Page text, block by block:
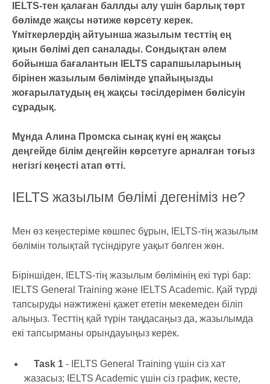
IELTS-тен қалаған баллды алу үшін барлық төрт
бөлімде жақсы нәтиже көрсету керек.
Үміткерлердің айтуынша жазылым тесттің ең
қиын бөлімі деп саналады. Сондықтан әлем
бойынша бағалантын IELTS сарапшыларының
бірінен жазылым бөлімінде ұпайыңызды
жоғарылатудың ең жақсы тәсілдерімен бөлісуін
сұрадық.
Мұнда Алина Промска сынақ күні ең жақсы
деңгейде білім деңгейін көрсетуге арналған тоғыз
негізгі кеңесті атап өтті.
IELTS жазылым бөлімі дегеніміз не?
Мен өз кеңестеріме көшпес бұрын, IELTS-тің жазылым
бөлімін толықтай түсіндіруге уақыт бөлген жөн.
Біріншіден, IELTS-тің жазылым бөлімінің екі түрі бар:
IELTS General Training және IELTS Academic. Қай түрді
тапсыруды нәжтижені қажет ететін мекемеден біліп
алыңыз. Тесттің қай түрін таңдасаңыз да, жазылымда
екі тапсырманы орындауыңыз керек.
Task 1 - IELTS General Training үшін сіз хат
жазасыз; IELTS Academic үшін сіз график, кесте,